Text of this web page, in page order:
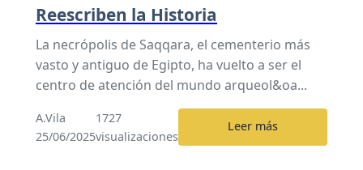
Reescriben la Historia
La necrópolis de Saqqara, el cementerio más
vasto y antiguo de Egipto, ha vuelto a ser el
centro de atención del mundo arqueol&oa...
A.Vila
25/06/2025
1727
visualizaciones
Leer más